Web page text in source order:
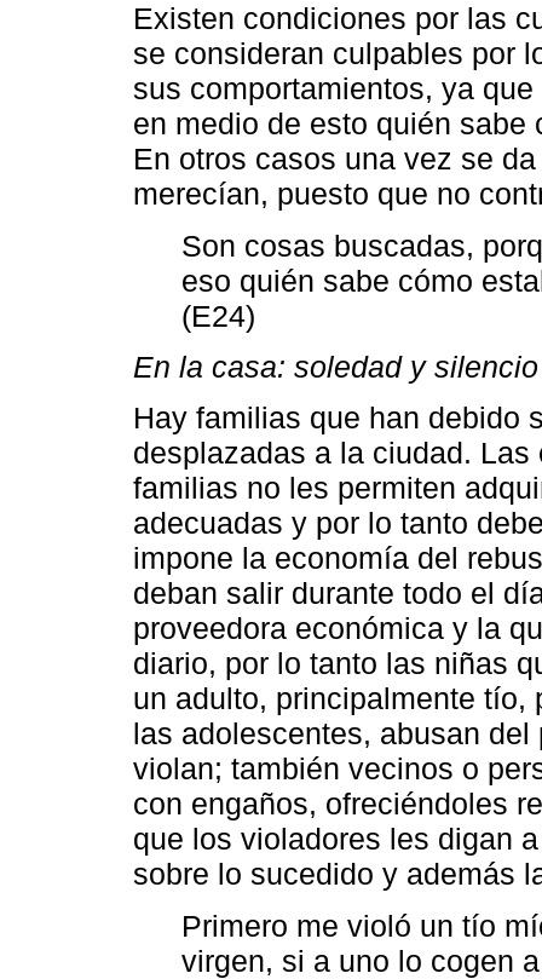
Existen condiciones por las
se consideran culpables por
sus comportamientos, ya
en medio de esto quién sabe
En otros casos una vez se
merecían, puesto que no
Son cosas buscadas,
eso quién sabe cómo
(E24)
En la casa: soledad y silencio
Hay familias que han debido
desplazadas a la ciudad.
familias no les permiten
adecuadas y por lo tanto
impone la economía del
deban salir durante todo el
proveedora económica y la
diario, por lo tanto las niñas
un adulto, principalmente tío,
las adolescentes, abusan
violan; también vecinos o
con engaños, ofreciéndoles
que los violadores les digan
sobre lo sucedido y además
Primero me violó un tío
virgen, si a uno lo cogen